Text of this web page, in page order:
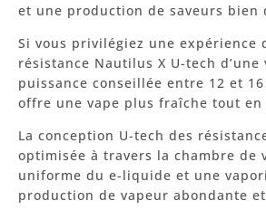
et une production de saveurs bien
Si vous privilégiez une expérience
résistance Nautilus X U-tech
puissance conseillée entre 12 et
offre une vape plus fraîche tout
La conception U-tech des
optimisée à travers la chambre
uniforme du e-liquide et une
production de vapeur abondante